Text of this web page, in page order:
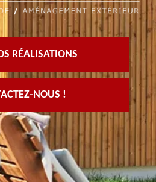
RÉALISATIONS
NOUS !